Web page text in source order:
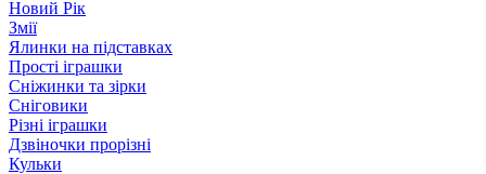
Новий Рік
Змії
Ялинки на підставках
Прості іграшки
Сніжинки та зірки
Сніговики
Різні іграшки
Дзвіночки прорізні
Кульки